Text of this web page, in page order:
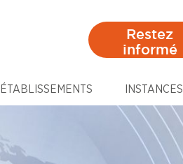
Restez
informé
ÉTABLISSEMENTS INSTANCES